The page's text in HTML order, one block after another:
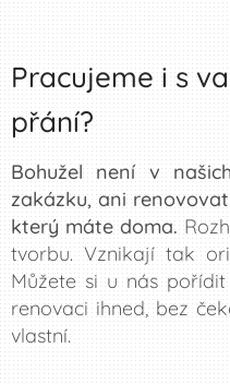
Pracujeme i s
přání?
Bohužel není v
zakázku, ani
který máte doma.
tvorbu. Vznikají tak
Můžete si u nás
renovaci ihned, bez
vlastní.